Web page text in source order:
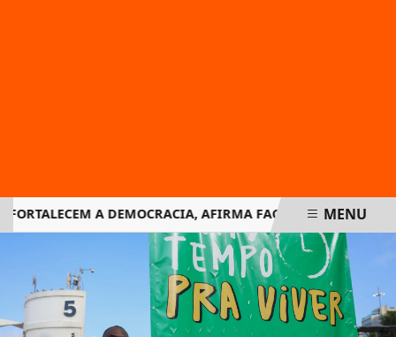
A DEMOCRACIA, AFIRMA FACHIN NA RETOMADA
MENU